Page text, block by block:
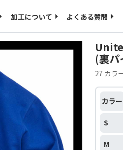
加工について よくある質問
特定商取引に基づく表記
ご入稿用のテンプレート
(裏
27 カラ
カラー
S
M